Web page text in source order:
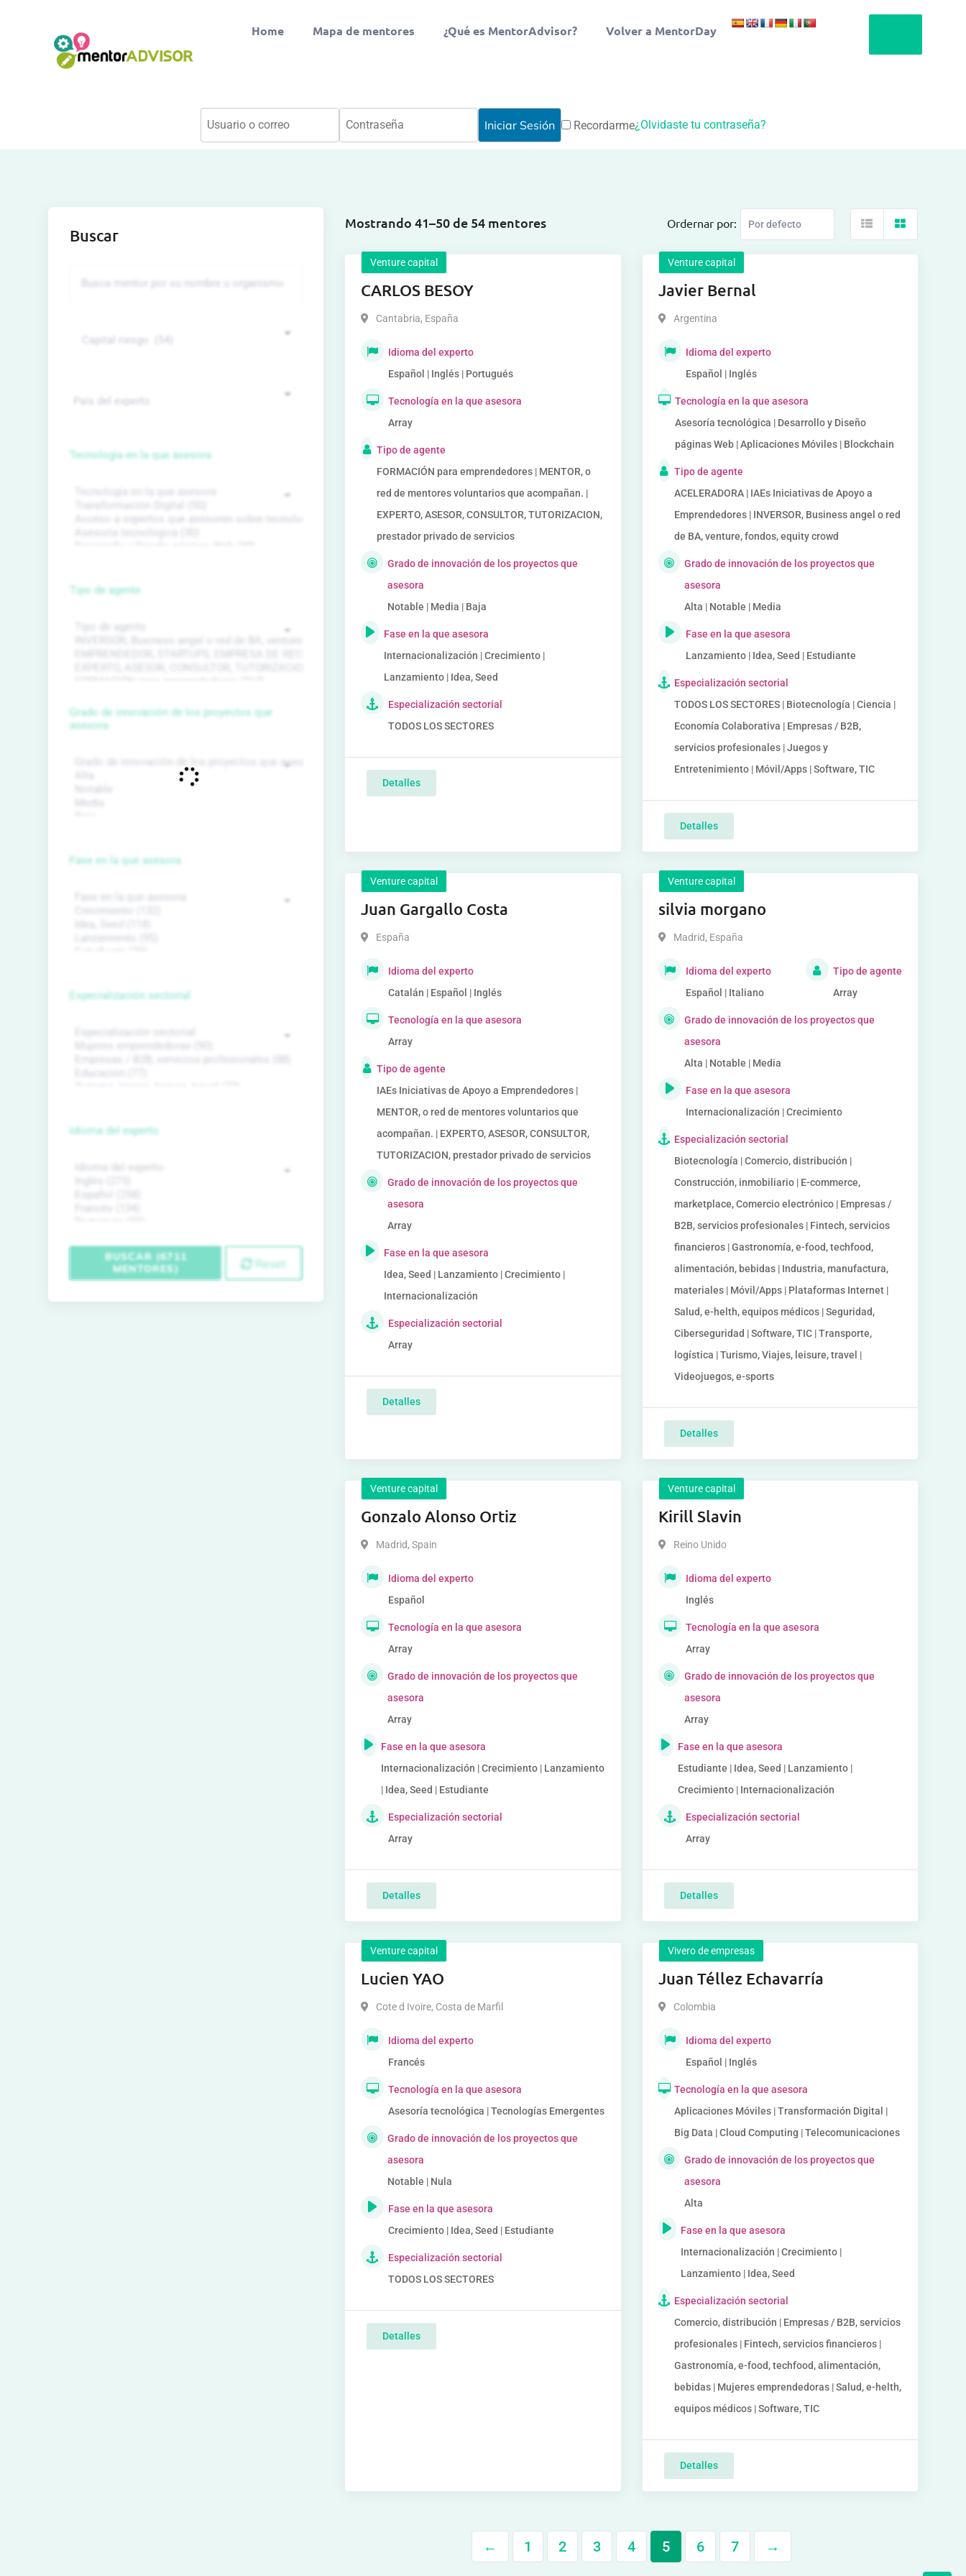
Home Mapa de mentores ¿Qué es MentorAdvisor? Volver a MentorDay
Recordarme¿Olvidaste tu contraseña?
Mostrando 41–50 de 54 mentores Ordernar por:
Venture capital
CARLOS BESOY
Cantabria, España
Idioma del experto
Español | Inglés | Portugués
Tecnología en la que asesora
Array
Tipo de agente
FORMACIÓN para emprendedores | MENTOR, o
red de mentores voluntarios que acompañan. |
EXPERTO, ASESOR, CONSULTOR, TUTORIZACION,
prestador privado de servicios
Grado de innovación de los proyectos que
asesora
Notable | Media | Baja
Fase en la que asesora
Internacionalización | Crecimiento |
Lanzamiento | Idea, Seed
Especialización sectorial
TODOS LOS SECTORES
Detalles
Venture capital
Javier Bernal
Argentina
Idioma del experto
Español | Inglés
Tecnología en la que asesora
Asesoría tecnológica | Desarrollo y Diseño
páginas Web | Aplicaciones Móviles | Blockchain
Tipo de agente
ACELERADORA | IAEs Iniciativas de Apoyo a
Emprendedores | INVERSOR, Business angel o red
de BA, venture, fondos, equity crowd
Grado de innovación de los proyectos que
asesora
Alta | Notable | Media
Fase en la que asesora
Lanzamiento | Idea, Seed | Estudiante
Especialización sectorial
TODOS LOS SECTORES | Biotecnología | Ciencia |
Economía Colaborativa | Empresas / B2B,
servicios profesionales | Juegos y
Entretenimiento | Móvil/Apps | Software, TIC
Detalles
Venture capital
Juan Gargallo Costa
España
Idioma del experto
Catalán | Español | Inglés
Tecnología en la que asesora
Array
Tipo de agente
IAEs Iniciativas de Apoyo a Emprendedores |
MENTOR, o red de mentores voluntarios que
acompañan. | EXPERTO, ASESOR, CONSULTOR,
TUTORIZACION, prestador privado de servicios
Grado de innovación de los proyectos que
asesora
Array
Fase en la que asesora
Idea, Seed | Lanzamiento | Crecimiento |
Internacionalización
Especialización sectorial
Array
Detalles
Venture capital
silvia morgano
Madrid, España
Idioma del experto
Español | Italiano
Tipo de agente
Array
Grado de innovación de los proyectos que
asesora
Alta | Notable | Media
Fase en la que asesora
Internacionalización | Crecimiento
Especialización sectorial
Biotecnología | Comercio, distribución |
Construcción, inmobiliario | E-commerce,
marketplace, Comercio electrónico | Empresas /
B2B, servicios profesionales | Fintech, servicios
financieros | Gastronomía, e-food, techfood,
alimentación, bebidas | Industria, manufactura,
materiales | Móvil/Apps | Plataformas Internet |
Salud, e-helth, equipos médicos | Seguridad,
Ciberseguridad | Software, TIC | Transporte,
logística | Turismo, Viajes, leisure, travel |
Videojuegos, e-sports
Detalles
Venture capital
Gonzalo Alonso Ortiz
Madrid, Spain
Idioma del experto
Español
Tecnología en la que asesora
Array
Grado de innovación de los proyectos que
asesora
Array
Fase en la que asesora
Internacionalización | Crecimiento | Lanzamiento
| Idea, Seed | Estudiante
Especialización sectorial
Array
Detalles
Venture capital
Kirill Slavin
Reino Unido
Idioma del experto
Inglés
Tecnología en la que asesora
Array
Grado de innovación de los proyectos que
asesora
Array
Fase en la que asesora
Estudiante | Idea, Seed | Lanzamiento |
Crecimiento | Internacionalización
Especialización sectorial
Array
Detalles
Venture capital
Lucien YAO
Cote d Ivoire, Costa de Marfil
Idioma del experto
Francés
Tecnología en la que asesora
Asesoría tecnológica | Tecnologías Emergentes
Grado de innovación de los proyectos que
asesora
Notable | Nula
Fase en la que asesora
Crecimiento | Idea, Seed | Estudiante
Especialización sectorial
TODOS LOS SECTORES
Detalles
Vivero de empresas
Juan Téllez Echavarría
Colombia
Idioma del experto
Español | Inglés
Tecnología en la que asesora
Aplicaciones Móviles | Transformación Digital |
Big Data | Cloud Computing | Telecomunicaciones
Grado de innovación de los proyectos que
asesora
Alta
Fase en la que asesora
Internacionalización | Crecimiento |
Lanzamiento | Idea, Seed
Especialización sectorial
Comercio, distribución | Empresas / B2B, servicios
profesionales | Fintech, servicios financieros |
Gastronomía, e-food, techfood, alimentación,
bebidas | Mujeres emprendedoras | Salud, e-helth,
equipos médicos | Software, TIC
Detalles
← 1 2 3 4 5 6 7 →
Buscar
Tecnología en la que asesora
Tipo de agente
Grado de innovación de los proyectos que
asesora
Fase en la que asesora
Especialización sectorial
Idioma del experto
BUSCAR (6711
MENTORES)
Reset